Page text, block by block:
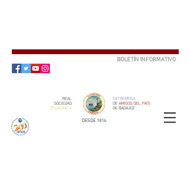
BOLETÍN INFORMATIVO
REAL
SOCIEDAD
ECONÓMICA
EXTREMEÑA
DE AMIGOS DEL PAÍS
DE BADAJOZ
DESDE 1816